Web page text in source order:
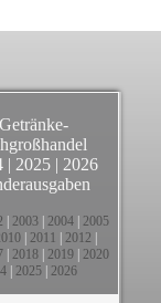
Getränke-
| 2025 | 2026
2003 2004 2005
2011 2012
2018 2019 2020
| 2025| 2026